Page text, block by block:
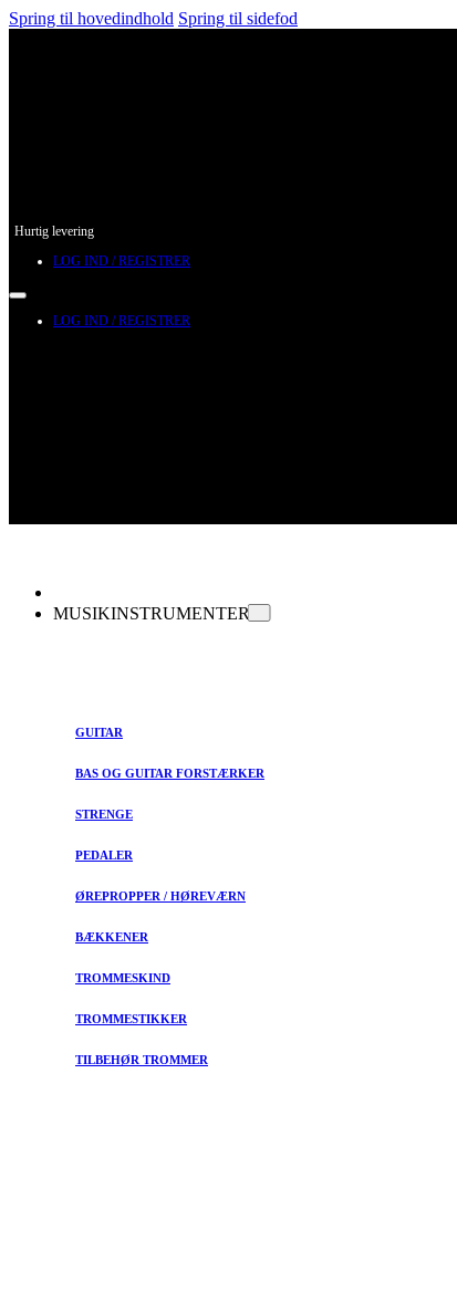
Spring til hovedindhold Spring til sidefod
Hurtig levering
LOG IND / REGISTRER
LOG IND / REGISTRER
MUSIKINSTRUMENTER
GUITAR
BAS OG GUITAR FORSTÆRKER
STRENGE
PEDALER
ØREPROPPER / HØREVÆRN
BÆKKENER
TROMMESKIND
TROMMESTIKKER
TILBEHØR TROMMER